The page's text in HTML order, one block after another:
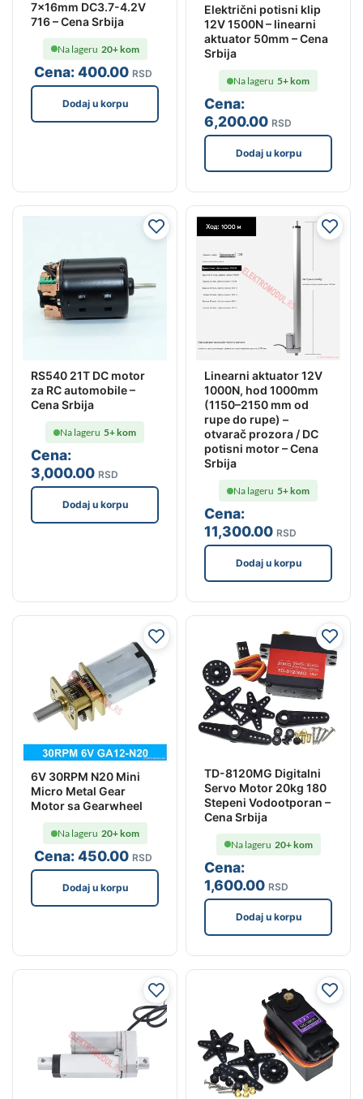
7x16mm DC3.7-4.2V
716 – Cena Srbija
Cena:400.00 RSD
Na lageru 20+ kom
Dodaj u korpu
Električni potisni klip
12V 1500N – linearni
aktuator 50mm – Cena
Srbija
Cena:
6,200.00 RSD
Na lageru 5+ kom
Dodaj u korpu
RS540 21T DC motor
za RC automobile –
Cena Srbija
Cena:
3,000.00 RSD
Na lageru 5+ kom
Dodaj u korpu
Linearni aktuator 12V
1000N, hod 1000mm
(1150–2150 mm od
rupe do rupe) –
otvarač prozora / DC
potisni motor – Cena
Srbija
Cena:
11,300.00 RSD
Na lageru 5+ kom
Dodaj u korpu
6V 30RPM N20 Mini
Micro Metal Gear
Motor sa Gearwheel
Cena:450.00 RSD
Na lageru 20+ kom
Dodaj u korpu
TD-8120MG Digitalni
Servo Motor 20kg 180
Stepeni Vodootporan –
Cena Srbija
Cena:
1,600.00 RSD
Na lageru 20+ kom
Dodaj u korpu